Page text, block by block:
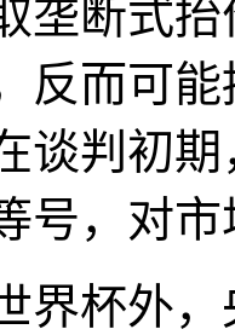
垄断式
反而可
谈判初
号，对
杯外，